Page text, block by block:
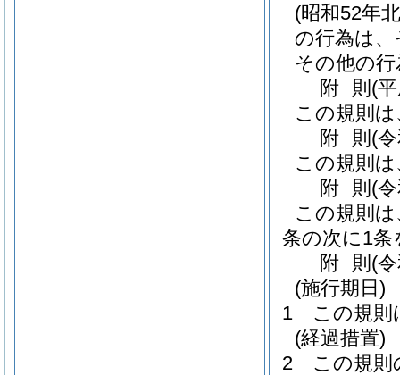
(昭和52年
の行為は
その他の
附 則 (
この規則
附 則 (
この規則
附 則 (
この規則
条の次に1条
附 則 (
(施行期日)
1
この規則
(経過措置)
2
この規則